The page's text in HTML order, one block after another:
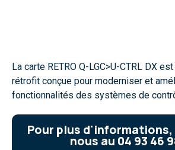
La carte RETRO Q-LGC>U-CTRL DX
rétrofit conçue pour moderniser et
fonctionnalités des systèmes de
Pour plus
nous au 04 93 46